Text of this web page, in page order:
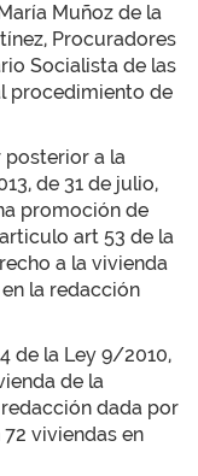
Muñoz de la
Procuradores
Socialista de las
procedimiento de
posterior a la
de 31 de julio,
promoción de
art 53 de la
a la vivienda
la redacción
de la Ley 9/2010,
de la
dada por
viviendas en